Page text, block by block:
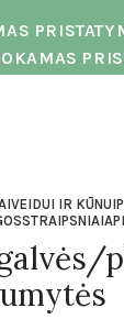
VEIDUI IR KŪNUI
STRAIPSNIAI